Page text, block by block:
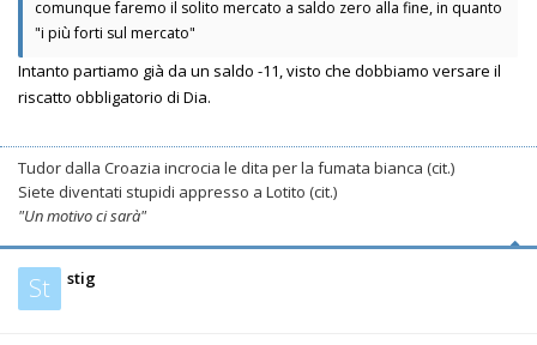
comunque faremo il solito mercato a saldo zero alla fine, in quanto
"i più forti sul mercato"
Intanto partiamo già da un saldo -11, visto che dobbiamo versare il
riscatto obbligatorio di Dia.
Tudor dalla Croazia incrocia le dita per la fumata bianca (cit.)
Siete diventati stupidi appresso a Lotito (cit.)
"Un motivo ci sarà"
St stig